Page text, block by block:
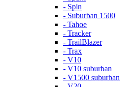
- Spin
- Suburban 1500
- Tahoe
- Tracker
- TrailBlazer
- Trax
- V10
- V10 suburban
- V1500 suburban